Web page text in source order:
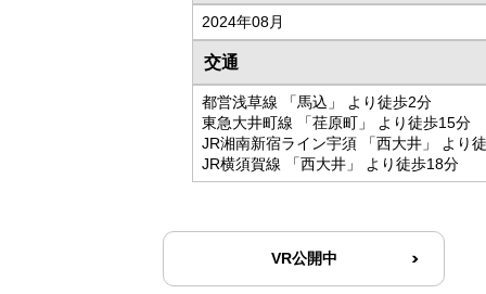
2024年08月
交通
都営浅草線 「馬込」 より徒歩2分
東急大井町線 「荏原町」 より徒歩15分
JR湘南新宿ライン宇須 「西大井」 より
JR横須賀線 「西大井」 より徒歩18分
VR公開中